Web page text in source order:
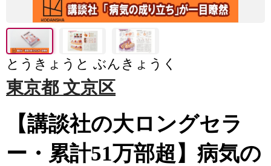
とうきょうと ぶんきょうく
東京都 文京区
【講談社の大ロングセラ
ー・累計51万部超】病気の